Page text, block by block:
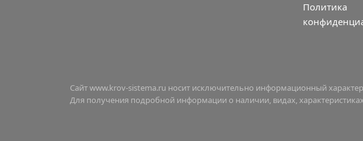
Политика
Сайт www.krov-sistema.ru носит исключительно информационный
Для получения подробной информации о наличии, видах,